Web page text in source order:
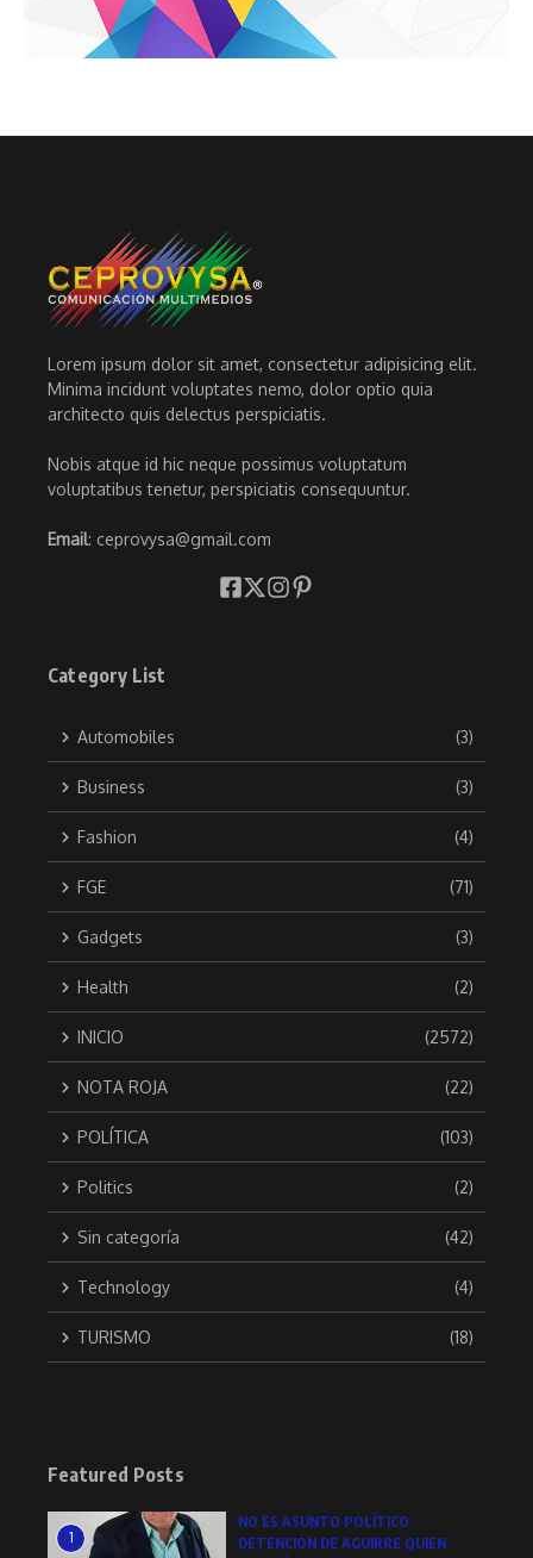
Lorem ipsum dolor sit amet, consectetur adipisicing elit.
Minima incidunt voluptates nemo, dolor optio quia
architecto quis delectus perspiciatis.
Nobis atque id hic neque possimus voluptatum
voluptatibus tenetur, perspiciatis consequuntur.
Email: ceprovysa@gmail.com
Category List
Automobiles (3)
Business (3)
Fashion (4)
FGE (71)
Gadgets (3)
Health (2)
INICIO (2572)
NOTA ROJA (22)
POLÍTICA (103)
Politics (2)
Sin categoría (42)
Technology (4)
TURISMO (18)
Featured Posts
1
NO ES ASUNTO POLÍTICO
DETENCIÓN DE AGUIRRE QUIEN